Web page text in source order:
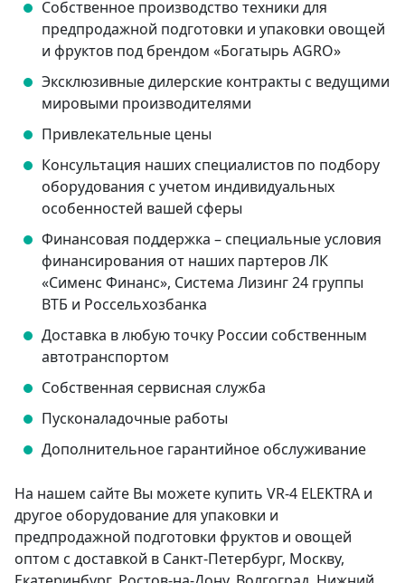
Собственное производство техники для
предпродажной подготовки и упаковки овощей
и фруктов под брендом «Богатырь AGRO»
Эксклюзивные дилерские контракты с ведущими
мировыми производителями
Привлекательные цены
Консультация наших специалистов по подбору
оборудования с учетом индивидуальных
особенностей вашей сферы
Финансовая поддержка – специальные условия
финансирования от наших партеров ЛК
«Сименс Финанс», Система Лизинг 24 группы
ВТБ и Россельхозбанка
Доставка в любую точку России собственным
автотранспортом
Собственная сервисная служба
Пусконаладочные работы
Дополнительное гарантийное обслуживание
На нашем сайте Вы можете купить VR-4 ELEKTRA и
другое оборудование для упаковки и
предпродажной подготовки фруктов и овощей
оптом с доставкой в Санкт-Петербург, Москву,